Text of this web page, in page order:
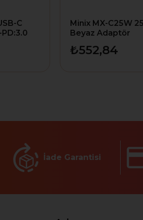
C
Minix MX-C25W
Beyaz Adaptör
₺552,84
İade Garantisi